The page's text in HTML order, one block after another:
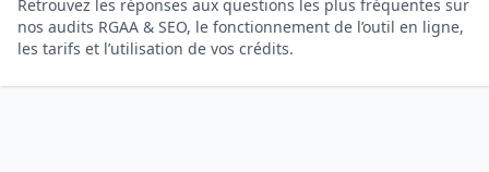
Retrouvez les réponses aux questions les plus fréquentes sur
nos audits RGAA & SEO, le fonctionnement de l’outil en ligne,
les tarifs et l’utilisation de vos crédits.